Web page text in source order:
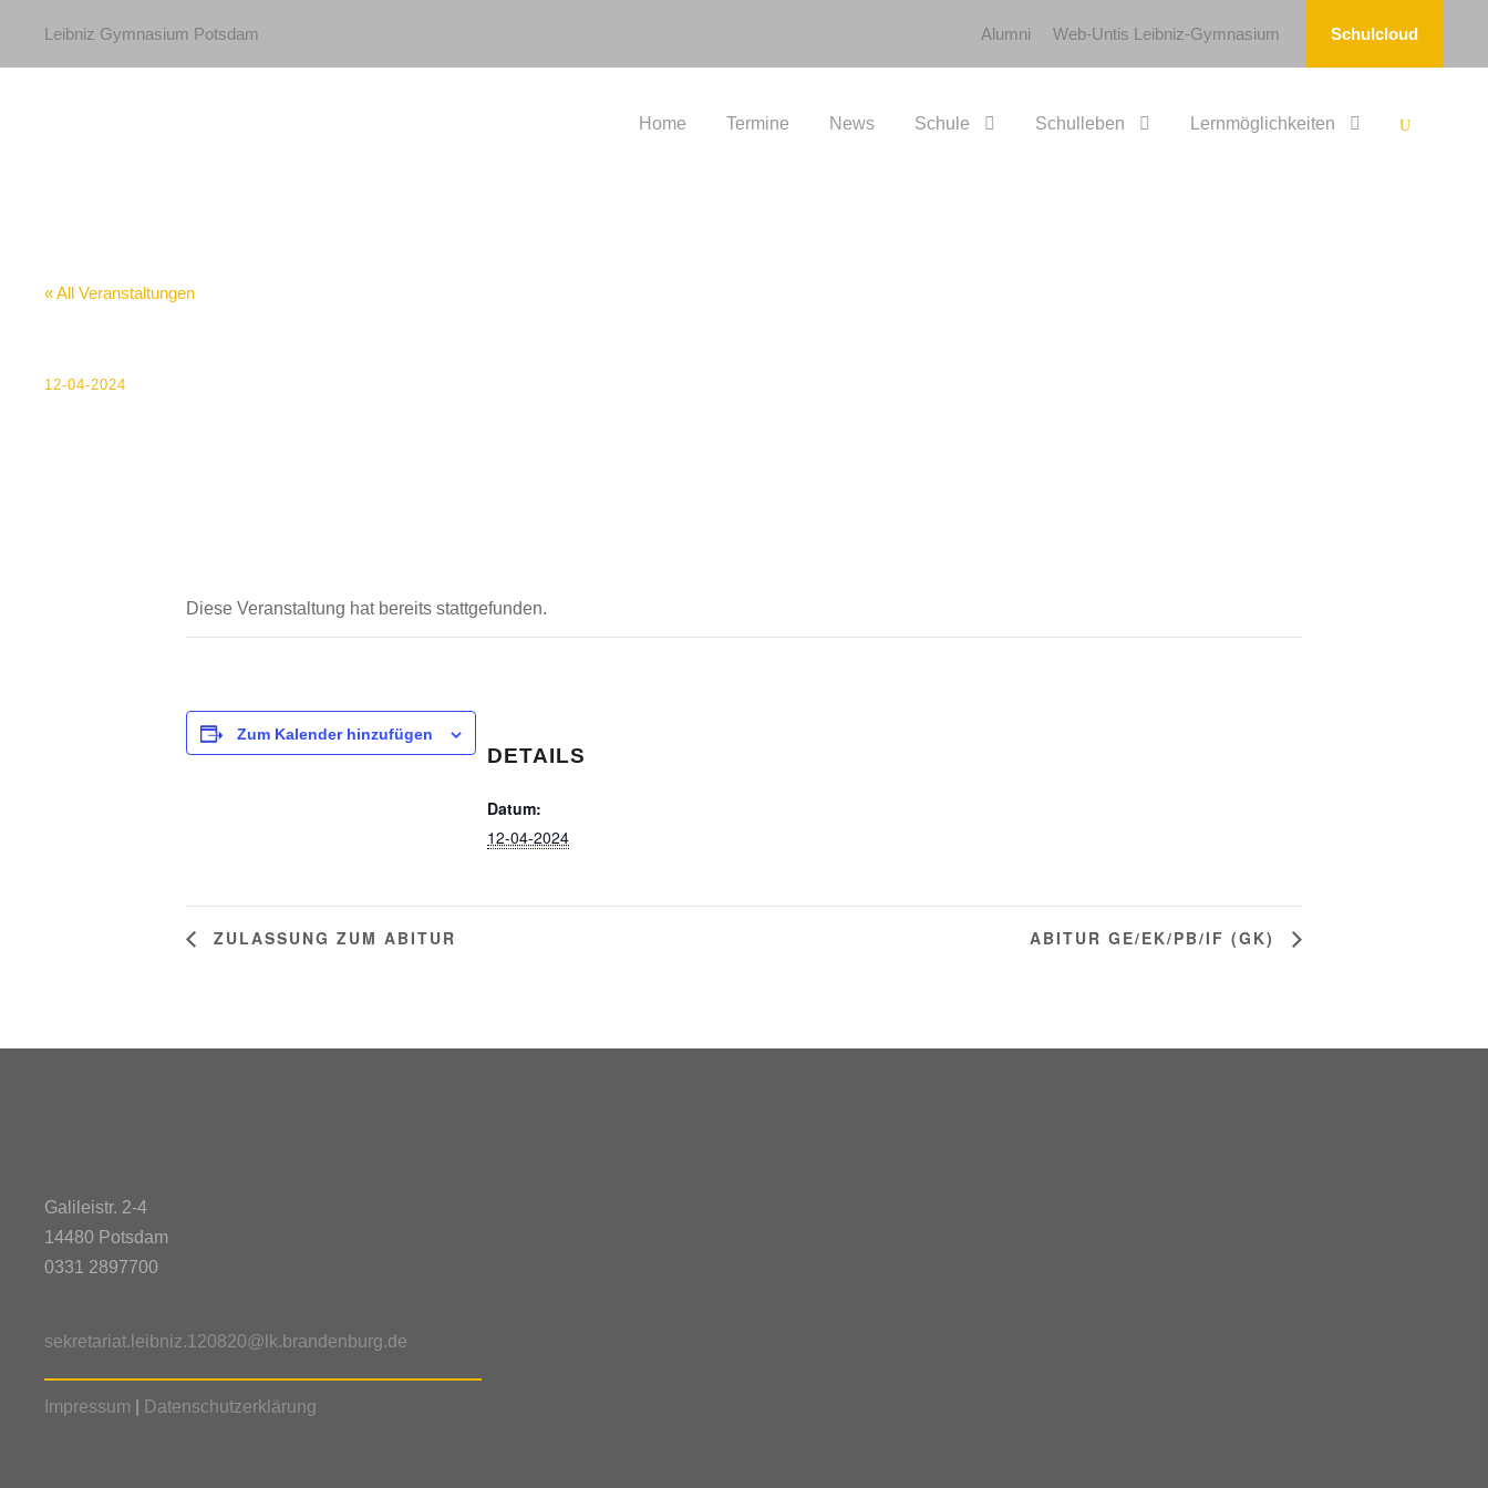
Leibniz Gymnasium Potsdam Alumni Web-Untis Leibniz-Gymnasium Schulcloud
Home Termine News Schule Schulleben Lernmöglichkeiten
« All Veranstaltungen
12-04-2024
Diese Veranstaltung hat bereits stattgefunden.
Zum Kalender hinzufügen
DETAILS
Datum:
12-04-2024
ZULASSUNG ZUM ABITUR ABITUR GE/EK/PB/IF (GK)
Galileistr. 2-4
14480 Potsdam
0331 2897700
sekretariat.leibniz.120820@lk.brandenburg.de
Impressum Datenschutzerklärung